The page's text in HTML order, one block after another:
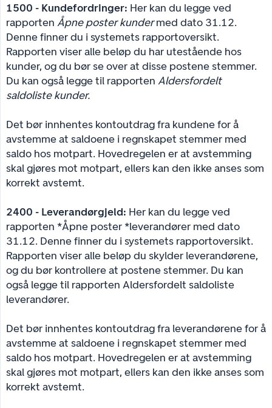
1500 - Kundefordringer: Her kan du legge ved
rapporten Åpne poster kundermed dato 31.12.
Denne finner du i systemets rapportoversikt.
Rapporten viser alle beløp du har utestående hos
kunder, og du bør se over at disse postene stemmer.
Du kan også legge til rapporten Aldersfordelt
saldoliste kunder.
Det bør innhentes kontoutdrag fra kundene for å
avstemme at saldoene i regnskapet stemmer med
saldo hos motpart. Hovedregelen er at avstemming
skal gjøres mot motpart, ellers kan den ikke anses som
korrekt avstemt.
2400 - Leverandørgjeld: Her kan du legge ved
rapporten *Åpne poster *leverandører med dato
31.12. Denne finner du i systemets rapportoversikt.
Rapporten viser alle beløp du skylder leverandørene,
og du bør kontrollere at postene stemmer. Du kan
også legge til rapporten Aldersfordelt saldoliste
leverandører.
Det bør innhentes kontoutdrag fra leverandørene for å
avstemme at saldoene i regnskapet stemmer med
saldo hos motpart. Hovedregelen er at avstemming
skal gjøres mot motpart, ellers kan den ikke anses som
korrekt avstemt.